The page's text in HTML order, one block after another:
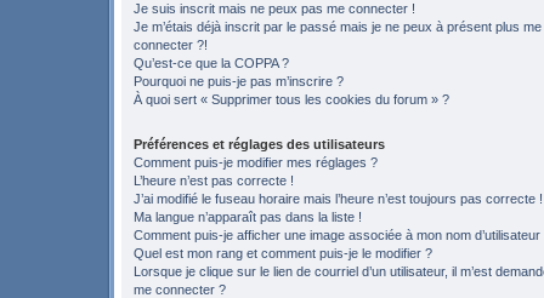
Je suis inscrit mais ne peux pas me connecter !
Je m’étais déjà inscrit par le passé mais je ne peux à présent plus me
connecter ?!
Qu’est-ce que la COPPA ?
Pourquoi ne puis-je pas m’inscrire ?
À quoi sert « Supprimer tous les cookies du forum » ?
Préférences et réglages des utilisateurs
Comment puis-je modifier mes réglages ?
L’heure n’est pas correcte !
J’ai modifié le fuseau horaire mais l’heure n’est toujours pas correcte !
Ma langue n’apparaît pas dans la liste !
Comment puis-je afficher une image associée à mon nom d’utilisateur
Quel est mon rang et comment puis-je le modifier ?
Lorsque je clique sur le lien de courriel d’un utilisateur, il m’est
me connecter ?